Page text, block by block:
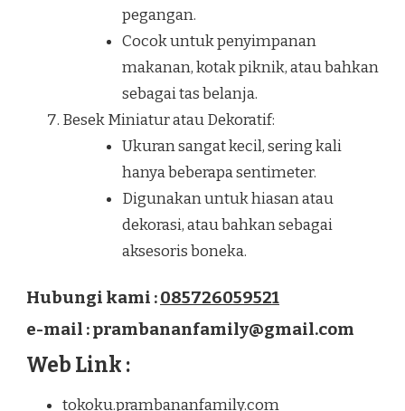
pegangan.
Cocok untuk penyimpanan
makanan, kotak piknik, atau bahkan
sebagai tas belanja.
Besek Miniatur atau Dekoratif:
Ukuran sangat kecil, sering kali
hanya beberapa sentimeter.
Digunakan untuk hiasan atau
dekorasi, atau bahkan sebagai
aksesoris boneka.
Hubungi kami :085726059521
e-mail : prambananfamily@gmail.com
Web Link :
tokoku.prambananfamily.com